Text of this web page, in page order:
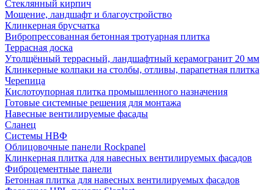
Cтеклянный кирпич
Мощение, ландшафт и благоустройство
Клинкерная брусчатка
Вибропрессованная бетонная тротуарная плитка
Террасная доска
Утолщённый террасный, ландшафтный керамогранит 20 мм
Клинкерные колпаки на столбы, отливы, парапетная плитка
Черепица
Кислотоупорная плитка промышленного назначения
Готовые системные решения для монтажа
Навесные вентилируемые фасады
Сланец
Системы НВФ
Облицовочные панели Rockpanel
Клинкерная плитка для навесных вентилируемых фасадов
Фиброцементные панели
Бетонная плитка для навесных вентилируемых фасадов